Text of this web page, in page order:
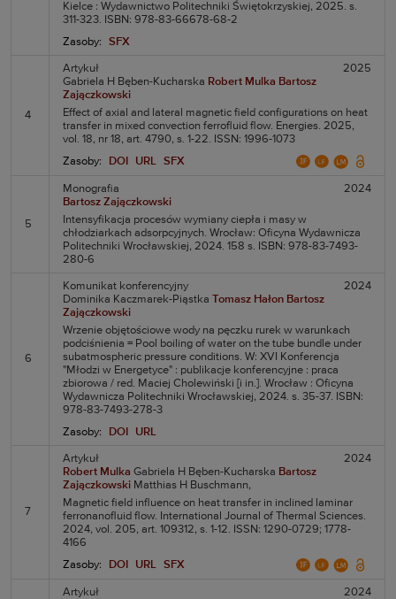
Kielce : Wydawnictwo Politechniki Świętokrzyskiej, 2025. s.
311-323. ISBN: 978-83-66678-68-2
Zasoby:
SFX
4
Artykuł
2025
Gabriela H Bęben-Kucharska Robert Mulka Bartosz
Zajączkowski
Effect of axial and lateral magnetic field configurations on heat
transfer in mixed convection ferrofluid flow. Energies. 2025,
vol. 18, nr 18, art. 4790, s. 1-22. ISSN: 1996-1073
Zasoby:
DOI URL SFX
5
Monografia
2024
Bartosz Zajączkowski
Intensyfikacja procesów wymiany ciepła i masy w
chłodziarkach adsorpcyjnych. Wrocław: Oficyna Wydawnicza
Politechniki Wrocławskiej, 2024. 158 s. ISBN: 978-83-7493-
280-6
6
Komunikat konferencyjny
2024
Dominika Kaczmarek-Piąstka Tomasz Hałon Bartosz
Zajączkowski
Wrzenie objętościowe wody na pęczku rurek w warunkach
podciśnienia = Pool boiling of water on the tube bundle under
subatmospheric pressure conditions. W: XVI Konferencja
"Młodzi w Energetyce" : publikacje konferencyjne : praca
zbiorowa / red. Maciej Cholewiński [i in.]. Wrocław : Oficyna
Wydawnicza Politechniki Wrocławskiej, 2024. s. 35-37. ISBN:
978-83-7493-278-3
Zasoby:
DOI URL
7
Artykuł
2024
Robert Mulka Gabriela H Bęben-Kucharska Bartosz
Zajączkowski Matthias H Buschmann,
Magnetic field influence on heat transfer in inclined laminar
ferronanofluid flow. International Journal of Thermal Sciences.
2024, vol. 205, art. 109312, s. 1-12. ISSN: 1290-0729; 1778-
4166
Zasoby:
DOI URL SFX
Artykuł
2024